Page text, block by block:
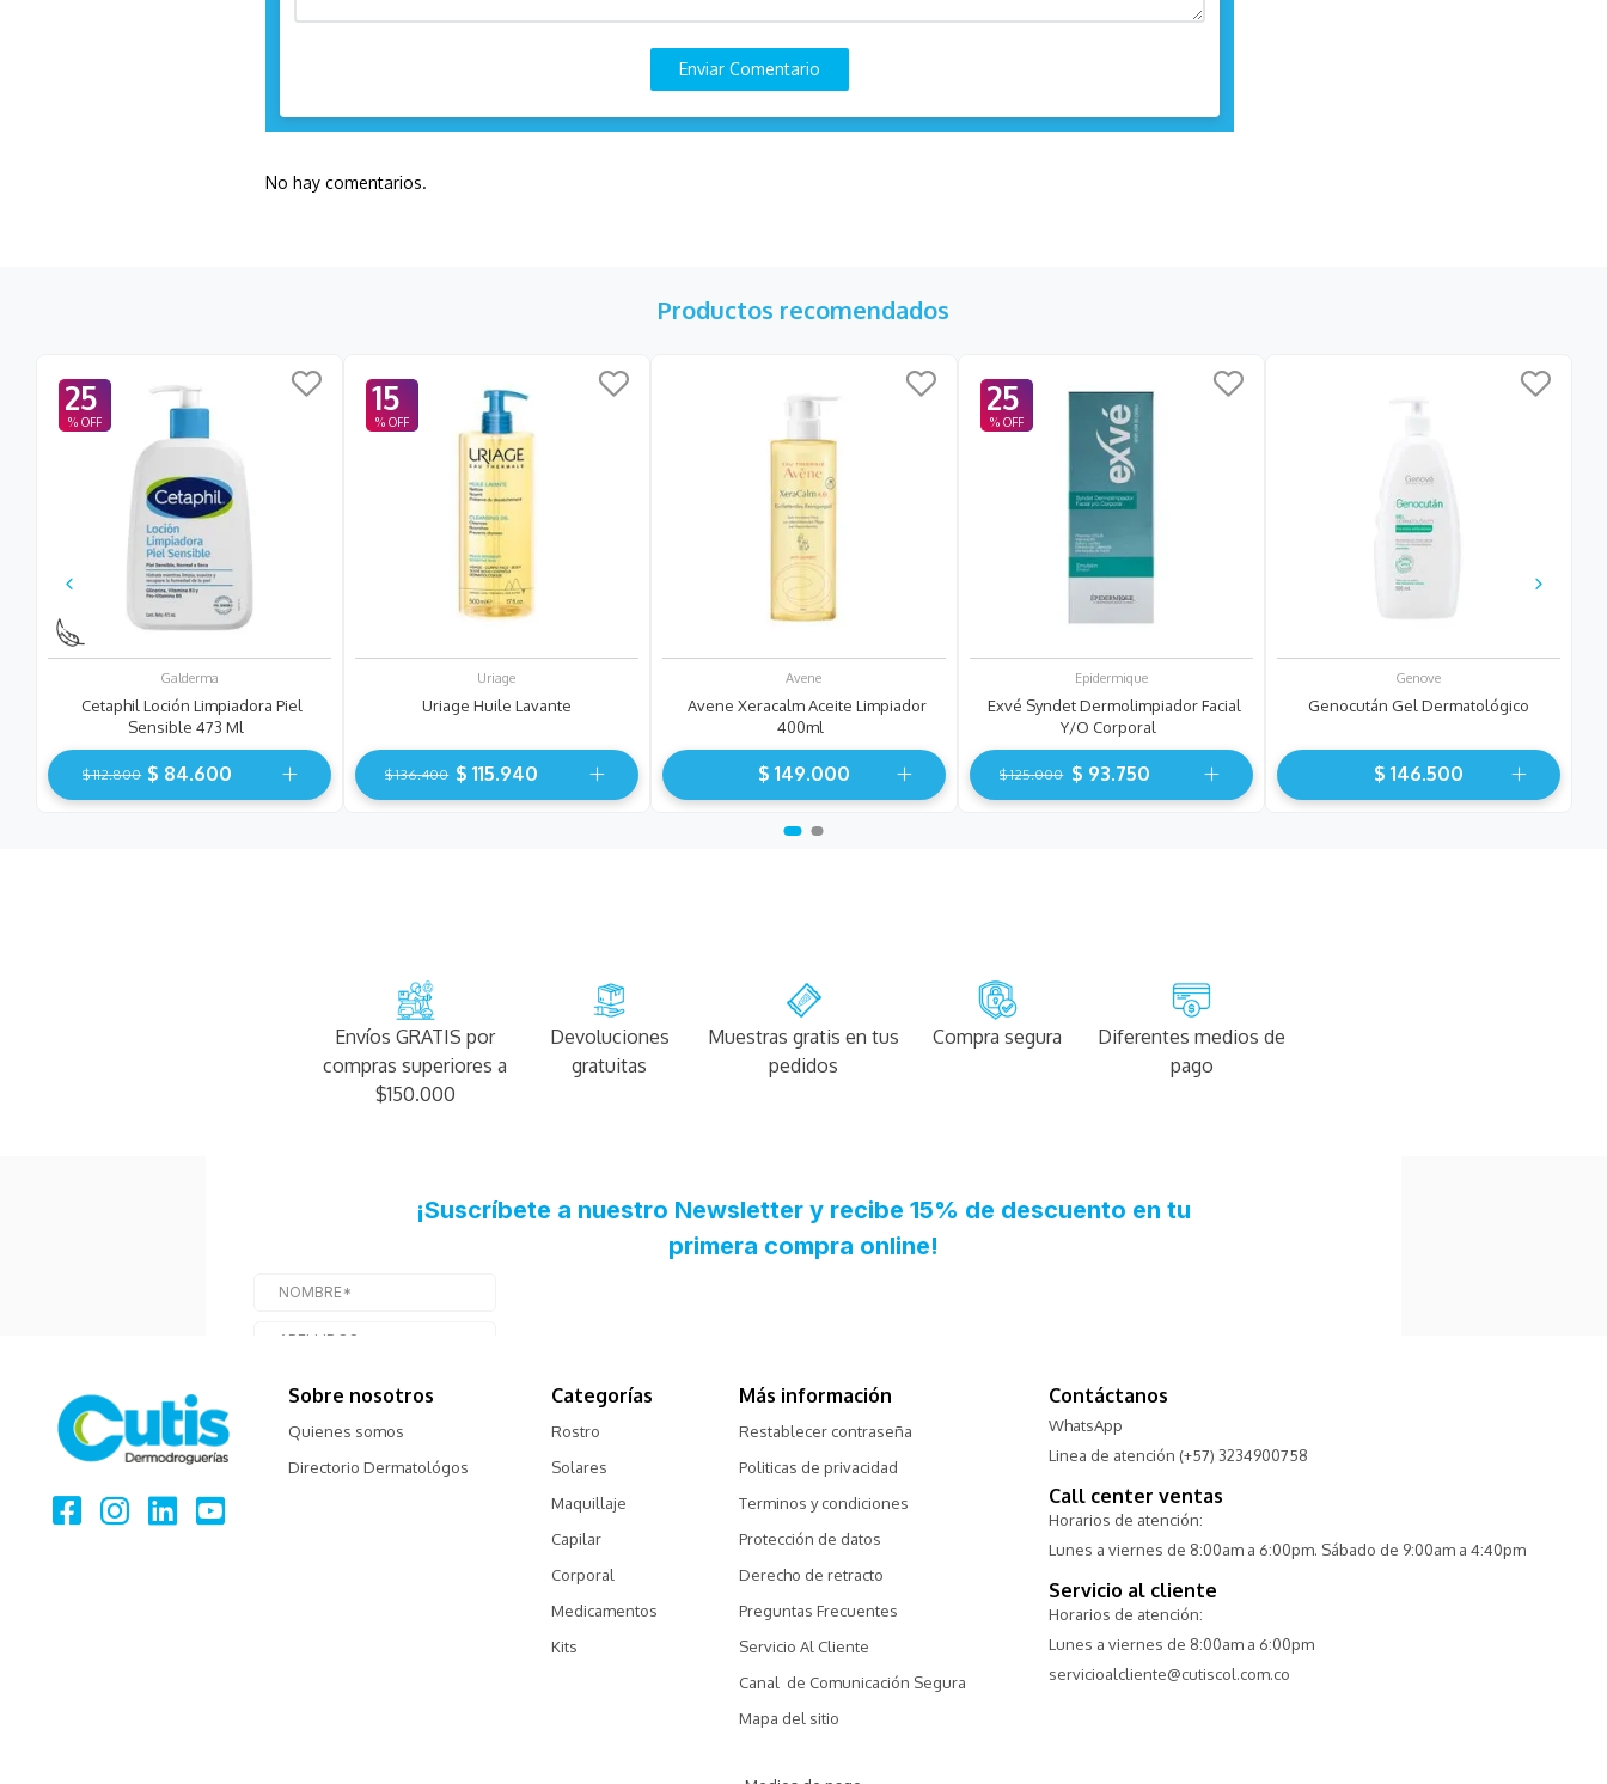
Enviar Comentario
No hay comentarios.
Productos recomendados
25
Galderma
Cetaphil Loción Limpiadora Piel
Sensible 473 Ml
$ 112.800 $ 84.600
15
Uriage
Uriage Huile Lavante
$ 136.400 $ 115.940
Avene
Avene Xeracalm Aceite Limpiador
400ml
$ 149.000
25
Epidermique
Exvé Syndet Dermolimpiador Facial
Y/o Corporal
$ 125.000 $ 93.750
Genove
Genocután Gel Dermatológico
$ 146.500
Envíos GRATIS por
compras superiores a
$150.000
Devoluciones
gratuitas
Muestras gratis en tus
pedidos
Compra segura
Diferentes medios de
pago
Sobre nosotros
Quienes somos
Directorio Dermatológos
Categorías
Rostro
Solares
Maquillaje
Capilar
Corporal
Medicamentos
Kits
Más información
Restablecer contraseña
Politicas de privacidad
Terminos y condiciones
Protección de datos
Derecho de retracto
Preguntas Frecuentes
Servicio Al Cliente
Canal  de Comunicación Segura
Mapa del sitio
Contáctanos
WhatsApp
Linea de atención (+57) 3234900758
Call center ventas
Horarios de atención:
Lunes a viernes de 8:00am a 6:00pm. Sábado de 9:00am a 4:40pm
Servicio al cliente
Horarios de atención:
Lunes a viernes de 8:00am a 6:00pm
servicioalcliente@cutiscol.com.co